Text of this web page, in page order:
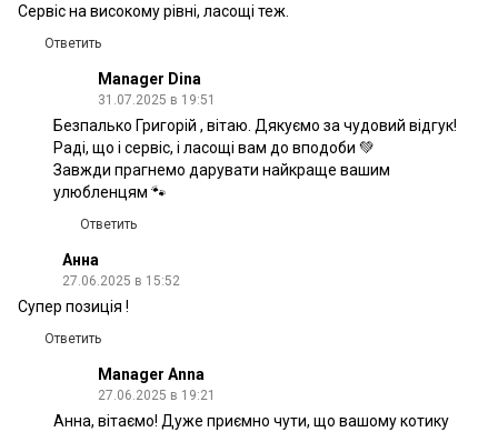
Сервіс на високому рівні, ласощі теж.
Ответить
Manager Dina
31.07.2025 в 19:51
Безпалько Григорій , вітаю. Дякуємо за чудовий відгук!
Раді, що і сервіс, і ласощі вам до вподоби 💚
Завжди прагнемо дарувати найкраще вашим
улюбленцям 🐾
Ответить
Анна
27.06.2025 в 15:52
Супер позиція !
Ответить
Manager Anna
27.06.2025 в 19:21
Анна, вітаємо! Дуже приємно чути, що вашому котику